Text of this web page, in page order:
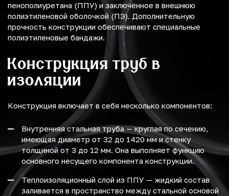
пенополиуретана (ППУ) и заключённое в внешнюю
полиэтиленовой оболочкой (ПЭ). Дополнительную
прочность конструкции обеспечивают специальные
полиэтиленовые бандажи.
Конструкция труб в
изоляции
Конструкция включает в себя несколько компонентов:
Внутренняя стальная труба — круглая по сечению,
имеющая диаметр от 32 до 1420 мм и стенку
толщиной от 3 до 12 мм. Она выполняет функцию
основного несущего компонента конструкции.
Теплоизоляционный слой из ППУ — жидкий состав
заливается в пространство между стальной основой